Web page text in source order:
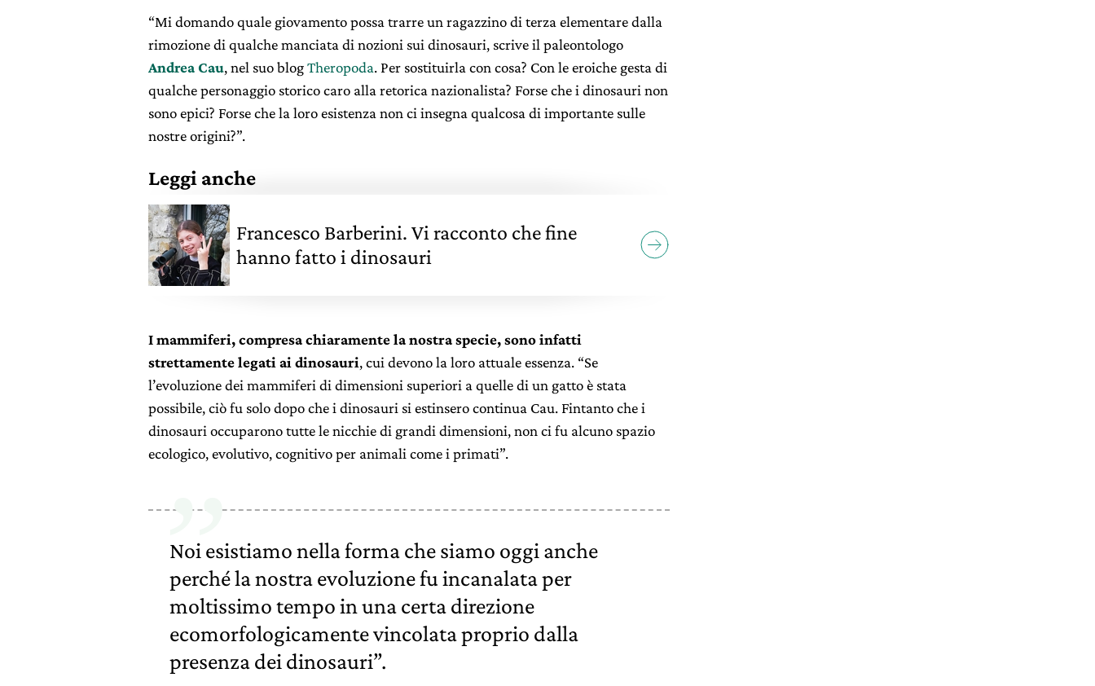
“Mi domando quale giovamento possa trarre un ragazzino di terza elementare dalla
rimozione di qualche manciata di nozioni sui dinosauri, scrive il paleontologo
Andrea Cau, nel suo blogTheropoda. Per sostituirla con cosa? Con le eroiche gesta di
qualche personaggio storico caro alla retorica nazionalista? Forse che i dinosauri non
sono epici? Forse che la loro esistenza non ci insegna qualcosa di importante sulle
nostre origini?”.
Leggi anche
Francesco Barberini. Vi racconto che fine
hanno fatto i dinosauri
I mammiferi, compresa chiaramente la nostra specie, sono infatti
strettamente legati ai dinosauri, cui devono la loro attuale essenza. “Se
l’evoluzione dei mammiferi di dimensioni superiori a quelle di un gatto è stata
possibile, ciò fu solo dopo che i dinosauri si estinsero continua Cau. Fintanto che i
dinosauri occuparono tutte le nicchie di grandi dimensioni, non ci fu alcuno spazio
ecologico, evolutivo, cognitivo per animali come i primati”.
Noi esistiamo nella forma che siamo oggi anche
perché la nostra evoluzione fu incanalata per
moltissimo tempo in una certa direzione
ecomorfologicamente vincolata proprio dalla
presenza dei dinosauri”.